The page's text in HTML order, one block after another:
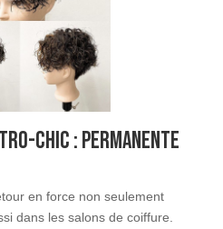
chic : permanente
en force non seulement
dans les salons de coiffure.